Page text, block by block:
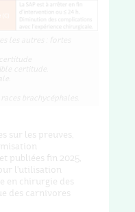
sur les preuves,
publiées fin 2025,
l'utilisation
en chirurgie des
des carnivores